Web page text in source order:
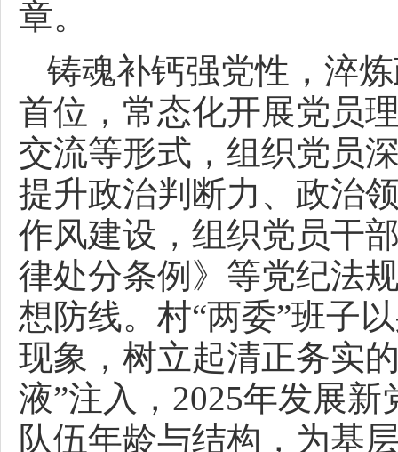
章。
铸魂补钙强党性，淬
首位，常态化开展党员
交流等形式，组织党员
提升政治判断力、政治
作风建设，组织党员干
律处分条例》等党纪法
想防线。村“两委”班子
现象，树立起清正务实
液”注入，2025年发展
队伍年龄与结构，为基